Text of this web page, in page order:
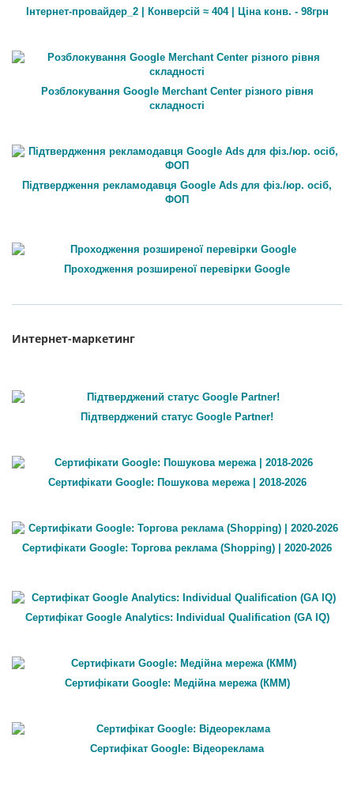
Інтернет-провайдер_2 | Конверсій ≈ 404 | Ціна конв. - 98грн
Розблокування Google Merchant Center різного рівня
складності
Підтвердження рекламодавця Google Ads для фіз./юр. осіб,
ФОП
Проходження розширеної перевірки Google
Интернет-маркетинг
Підтверджений статус Google Partner!
Сертифікати Google: Пошукова мережа | 2018-2026
Сертифікати Google: Торгова реклама (Shopping) | 2020-2026
Сертифікат Google Analytics: Individual Qualification (GA IQ)
Сертифікати Google: Медійна мережа (КММ)
Сертифікат Google: Відеореклама